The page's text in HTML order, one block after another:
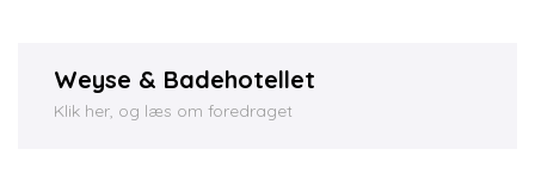
Weyse & Badehotellet
Klik her, og læs om foredraget